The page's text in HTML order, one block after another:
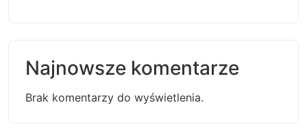
Najnowsze komentarze
Brak komentarzy do wyświetlenia.